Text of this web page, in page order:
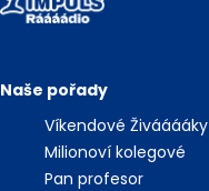
Naše pořady
Víkendové Živááááky
Milionoví kolegové
Pan profesor